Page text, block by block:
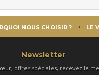
NOUS CHOISIR ? LE
Newsletter
offres spéciales, recevez le